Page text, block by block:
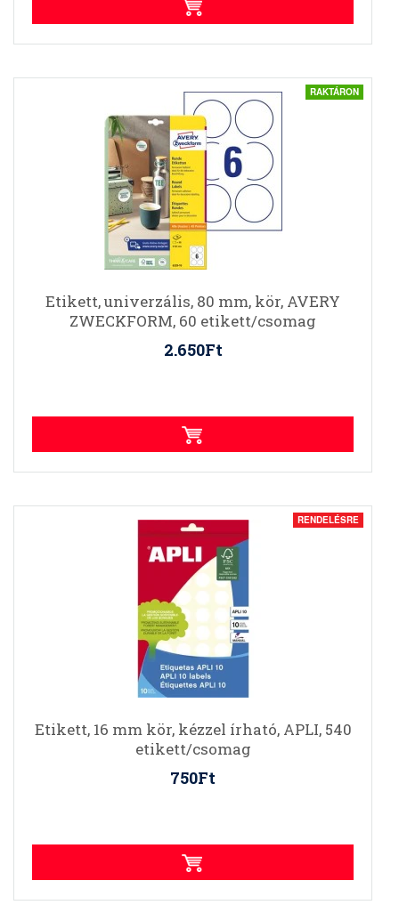
RAKTÁRON
Etikett, univerzális, 80 mm, kör, AVERY
ZWECKFORM, 60 etikett/csomag
2.650Ft
RENDELÉSRE
Etikett, 16 mm kör, kézzel írható, APLI, 540
etikett/csomag
750Ft